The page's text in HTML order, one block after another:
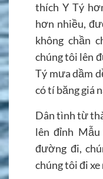
thích Y Tý
hơn nhiều,
không chần
chúng tôi lên
Tý mưa dầm
có tí băng giá
Dân tình từ
lên đỉnh Mẫu
đường đi,
chúng tôi đi xe